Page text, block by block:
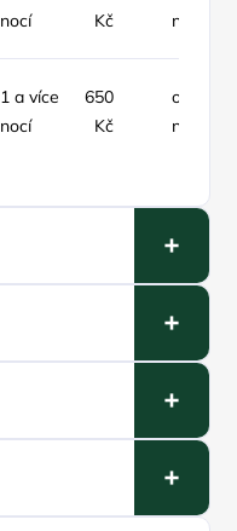
nocí
Kč
noc
1 a více
nocí
650
Kč
osoba /
noc